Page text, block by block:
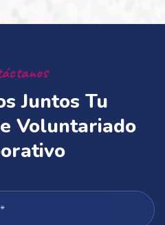
Juntos Tu
Voluntariado